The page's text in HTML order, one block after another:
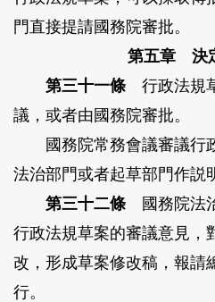
門直接提請國務院審批。
第五章 決
第三十一條行政法規
議，或者由國務院審批。
國務院常務會議審議行
法治部門或者起草部門作説
第三十二條國務院法
行政法規草案的審議意見，
改，形成草案修改稿，報請
行。